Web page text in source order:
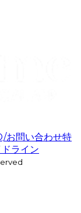
お問い合わせ特
ライン